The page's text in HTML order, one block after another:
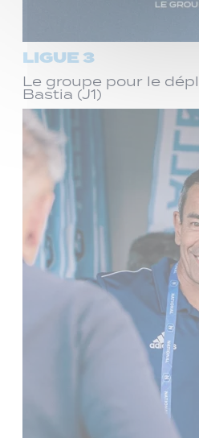
LIGUE 3
Le groupe pour le
Bastia (J1)